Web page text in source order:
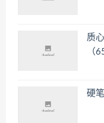
质
（
硬